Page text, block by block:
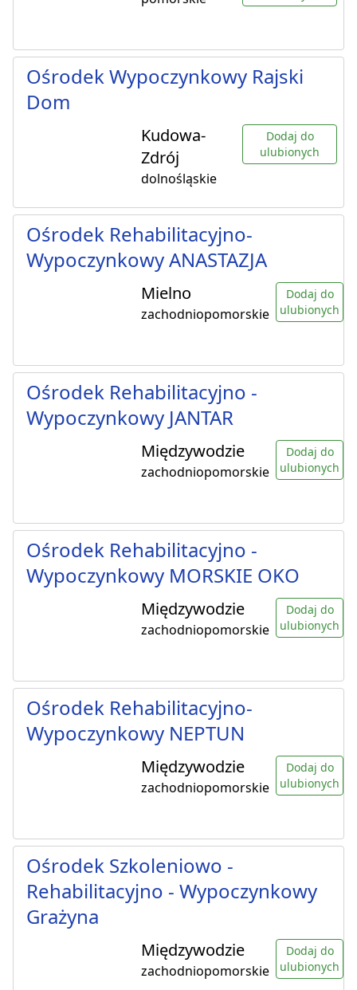
Ośrodek Wypoczynkowy Rajski
Dom
Kudowa-
Zdrój
dolnośląskie
Dodaj do
ulubionych
Ośrodek Rehabilitacyjno-
Wypoczynkowy ANASTAZJA
Mielno
zachodniopomorskie
Dodaj do
ulubionych
Ośrodek Rehabilitacyjno -
Wypoczynkowy JANTAR
Międzywodzie
zachodniopomorskie
Dodaj do
ulubionych
Ośrodek Rehabilitacyjno -
Wypoczynkowy MORSKIE OKO
Międzywodzie
zachodniopomorskie
Dodaj do
ulubionych
Ośrodek Rehabilitacyjno-
Wypoczynkowy NEPTUN
Międzywodzie
zachodniopomorskie
Dodaj do
ulubionych
Ośrodek Szkoleniowo -
Rehabilitacyjno - Wypoczynkowy
Grażyna
Międzywodzie
zachodniopomorskie
Dodaj do
ulubionych